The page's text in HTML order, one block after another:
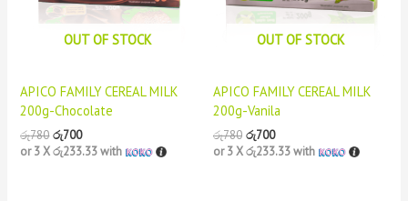
OUT OF STOCK
APICO FAMILY CEREAL MILK
200g-Chocolate
රු780 රු700
or 3 Xරු233.33with
OUT OF STOCK
APICO FAMILY CEREAL MILK
200g-Vanila
රු780 රු700
or 3 Xරු233.33with